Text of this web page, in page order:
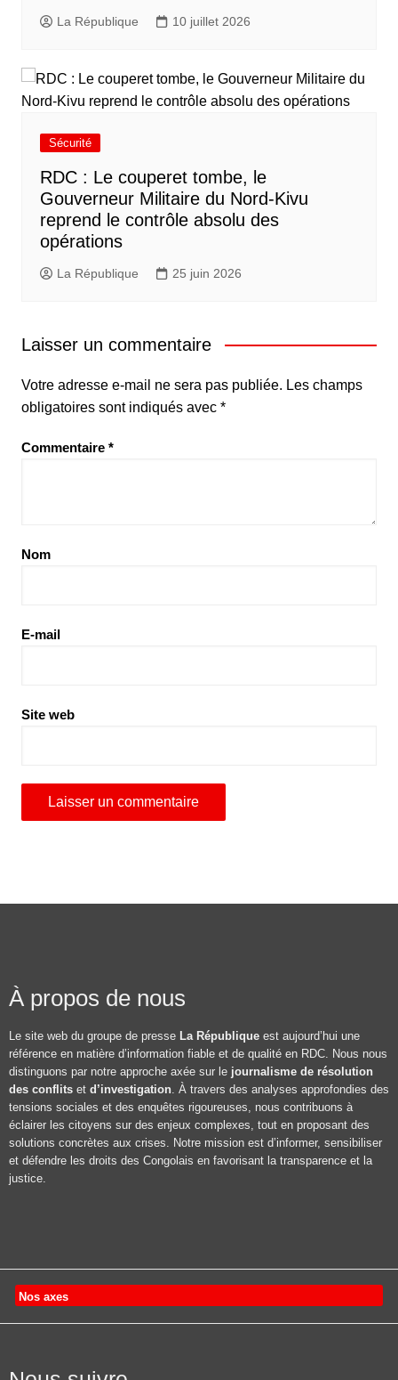
La République 10 juillet 2026
Sécurité
RDC : Le couperet tombe, le
Gouverneur Militaire du Nord-Kivu
reprend le contrôle absolu des
opérations
La République 25 juin 2026
Laisser un commentaire
Votre adresse e-mail ne sera pas publiée. Les champs
obligatoires sont indiqués avec *
Commentaire *
Nom
E-mail
Site web
À propos de nous
Le site web du groupe de presse La République est aujourd’hui une
référence en matière d’information fiable et de qualité en RDC. Nous nous
distinguons par notre approche axée sur le journalisme de résolution
des conflits et d’investigation. À travers des analyses approfondies des
tensions sociales et des enquêtes rigoureuses, nous contribuons à
éclairer les citoyens sur des enjeux complexes, tout en proposant des
solutions concrètes aux crises. Notre mission est d’informer, sensibiliser
et défendre les droits des Congolais en favorisant la transparence et la
justice.
Nos axes